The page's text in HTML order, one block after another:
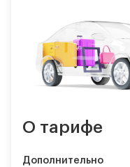
О тарифе
Дополнительно